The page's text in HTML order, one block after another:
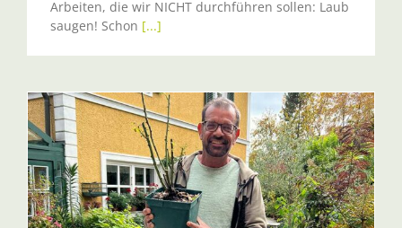
Arbeiten, die wir NICHT durchführen sollen: Laub
saugen! Schon [...]